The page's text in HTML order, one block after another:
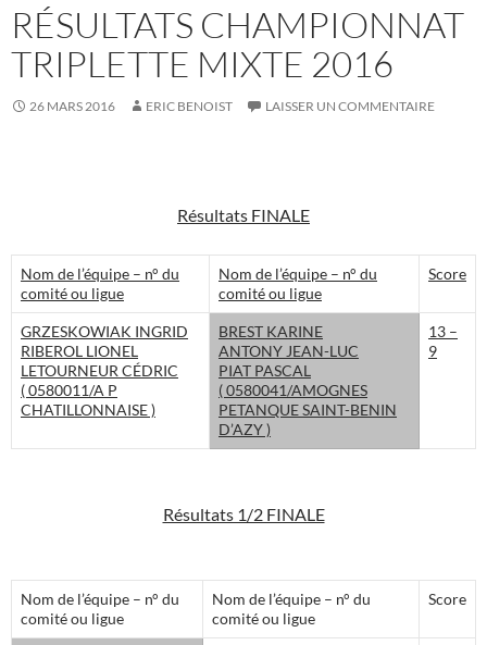
RÉSULTATS CHAMPIONNAT
TRIPLETTE MIXTE 2016
26 MARS 2016 ERIC BENOIST LAISSER UN COMMENTAIRE
Résultats FINALE
Nom de l’équipe – n° du
comité ou ligue
Nom de l’équipe – n° du
comité ou ligue
Score
GRZESKOWIAK INGRID
RIBEROL LIONEL
LETOURNEUR CÉDRIC
( 0580011/A P
CHATILLONNAISE )
BREST KARINE
ANTONY JEAN-LUC
PIAT PASCAL
( 0580041/AMOGNES
PETANQUE SAINT-BENIN
D’AZY )
13 –
9
Résultats 1/2 FINALE
Nom de l’équipe – n° du
comité ou ligue
Nom de l’équipe – n° du
comité ou ligue
Score